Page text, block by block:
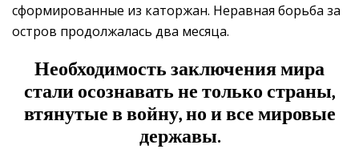
сформированные из каторжан. Неравная борьба за
остров продолжалась два месяца.
Необходимость заключения мира
стали осознавать не только страны,
втянутые в войну, но и все мировые
державы.